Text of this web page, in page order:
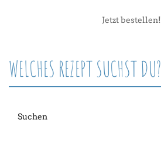
Jetzt bestellen!
WELCHES REZEPT SUCHST DU?